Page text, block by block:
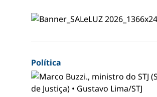
Política